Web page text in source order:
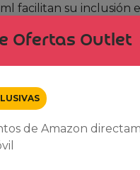
facilitan su inclusión
8 € representa un
familias que
Ofertas Outlet
de Amazon